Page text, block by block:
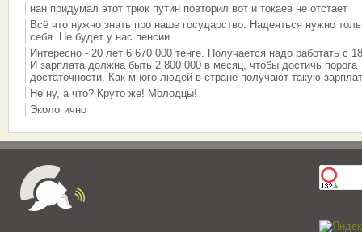
нан придумал этот трюк путин повторил вот и токаев не отстает
Всё что нужно знать про наше государство. Надеяться нужно
себя. Не будет у нас пенсии.
Интересно - 20 лет 6 670 000 тенге. Получается надо работать с
И зарплата должна быть 2 800 000 в месяц, чтобы достичь порога
достаточности. Как много людей в стране получают такую
Не ну, а что? Круто же! Молодцы!
Экологично